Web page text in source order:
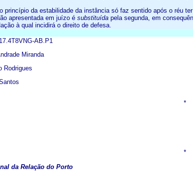
princípio da estabilidade da instância só faz sentido após o réu
apresentada em juízo é substituída pela segunda, em
à qual incidirá o direito de defesa.
AB.P1
Miranda
Rodrigues
*
*
da Relação do Porto